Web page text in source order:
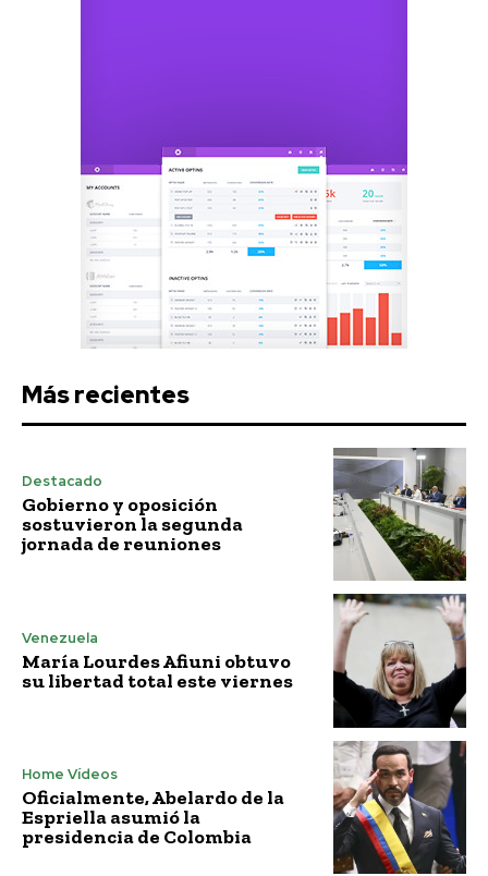
Más recientes
Destacado
Gobierno y oposición
sostuvieron la segunda
jornada de reuniones
Venezuela
María Lourdes Afiuni obtuvo
su libertad total este viernes
Home Vídeos
Oficialmente, Abelardo de la
Espriella asumió la
presidencia de Colombia